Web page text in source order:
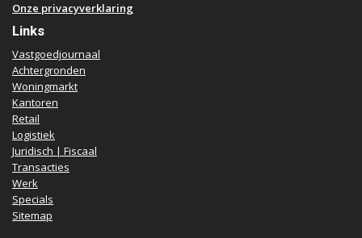
Onze privacyverklaring
Links
Vastgoedjournaal
Achtergronden
Woningmarkt
Kantoren
Retail
Logistiek
Juridisch | Fiscaal
Transacties
Werk
Specials
Sitemap